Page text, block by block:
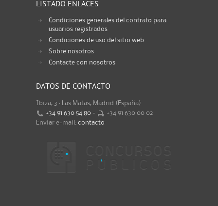
LISTADO ENLACES
Condiciones generales del contrato para
usuarios registrados
Condiciones de uso del sitio web
Sobre nosotros
Contacte con nosotros
DATOS DE CONTACTO
Ibiza, 3 · Las Matas, Madrid (España)
+34 91 630 54 80 -
+34 91 630 00 02
Enviar e-mail: contacto